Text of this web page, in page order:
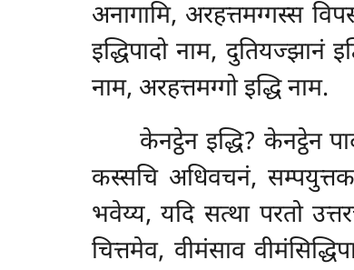
अनागामि, अरहत्तमग्गस्स
इद्धिपादो नाम, दुतियज्झानं
नाम, अरहत्तमग्गो इद्धि नाम.
केनट्ठेन इद्धि? केनट्ठेन
कस्सचि अधिवचनं,
भवेय्य, यदि सत्था परतो
चित्तमेव, वीमंसाव